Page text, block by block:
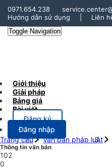
0971.654.238
Hướng dẫn sử dụng
Liên
Toggle Navigation
Giới thiệu
Giải pháp
Bảng giá
Bài viết
Đăng ký
Đăng nhập
Trang chủ
Văn bản pháp luật
Thông tin văn bản
102
0